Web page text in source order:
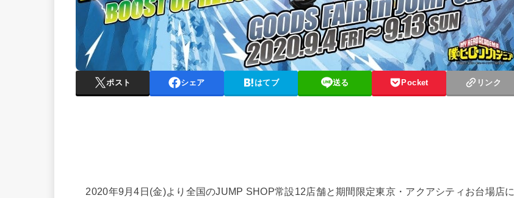
ポスト シェア はてブ 送る Pocket リンク
2020年9月4日(金)より全国のJUMP SHOP常設12店舗と期間限定東京・アクアシティお台場店に